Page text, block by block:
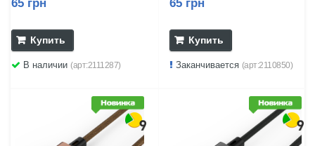
65 грн
Купить
В наличии (арт:2111287)
65 грн
Купить
Заканчивается (арт:2110850)